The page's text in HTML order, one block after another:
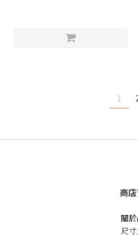
1
商
關
尺